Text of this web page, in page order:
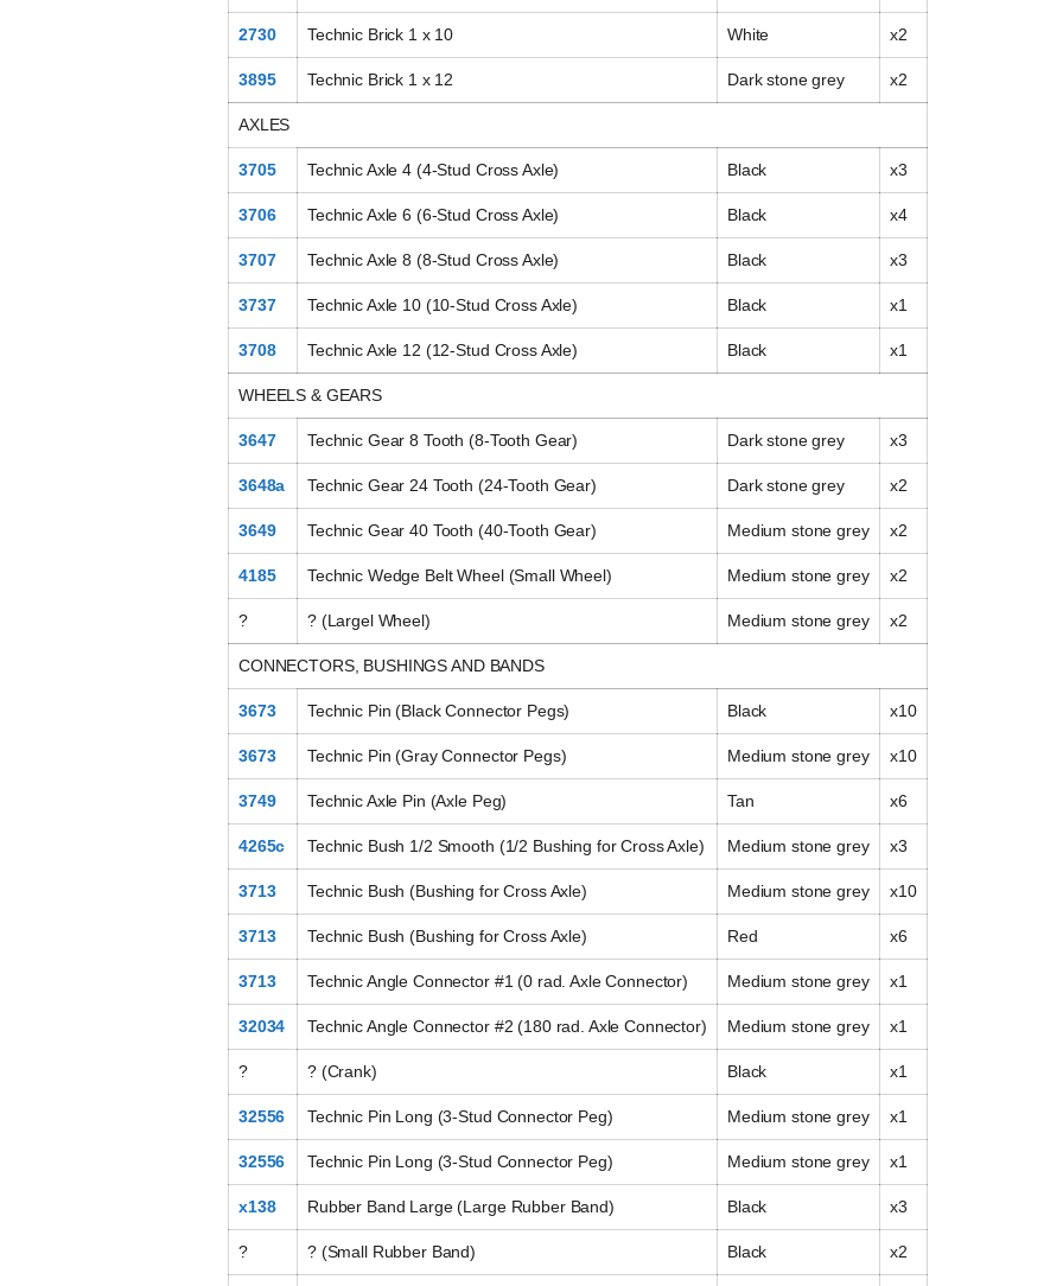
2730 Technic Brick 1 x 10 White x2
3895 Technic Brick 1 x 12 Dark stone grey x2
AXLES
3705 Technic Axle 4 (4-Stud Cross Axle) Black x3
3706 Technic Axle 6 (6-Stud Cross Axle) Black x4
3707 Technic Axle 8 (8-Stud Cross Axle) Black x3
3737 Technic Axle 10 (10-Stud Cross Axle) Black x1
3708 Technic Axle 12 (12-Stud Cross Axle) Black x1
WHEELS & GEARS
3647 Technic Gear 8 Tooth (8-Tooth Gear) Dark stone grey x3
3648a Technic Gear 24 Tooth (24-Tooth Gear) Dark stone grey x2
3649 Technic Gear 40 Tooth (40-Tooth Gear) Medium stone grey x2
4185 Technic Wedge Belt Wheel (Small Wheel) Medium stone grey x2
? ? (Largel Wheel) Medium stone grey x2
CONNECTORS, BUSHINGS AND BANDS
3673 Technic Pin (Black Connector Pegs) Black x10
3673 Technic Pin (Gray Connector Pegs) Medium stone grey x10
3749 Technic Axle Pin (Axle Peg) Tan x6
4265c Technic Bush 1/2 Smooth (1/2 Bushing for Cross Axle) Medium stone grey x3
3713 Technic Bush (Bushing for Cross Axle) Medium stone grey x10
3713 Technic Bush (Bushing for Cross Axle) Red x6
3713 Technic Angle Connector #1 (0 rad. Axle Connector) Medium stone grey x1
32034 Technic Angle Connector #2 (180 rad. Axle Connector) Medium stone grey x1
? ? (Crank) Black x1
32556 Technic Pin Long (3-Stud Connector Peg) Medium stone grey x1
32556 Technic Pin Long (3-Stud Connector Peg) Medium stone grey x1
x138 Rubber Band Large (Large Rubber Band) Black x3
? ? (Small Rubber Band) Black x2